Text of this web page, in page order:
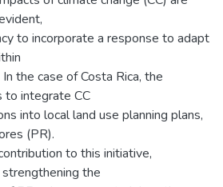
to incorporate a response to adapt
the case of Costa Rica, the
to integrate CC
into local land use planning plans,
(PR).
to this initiative,
the